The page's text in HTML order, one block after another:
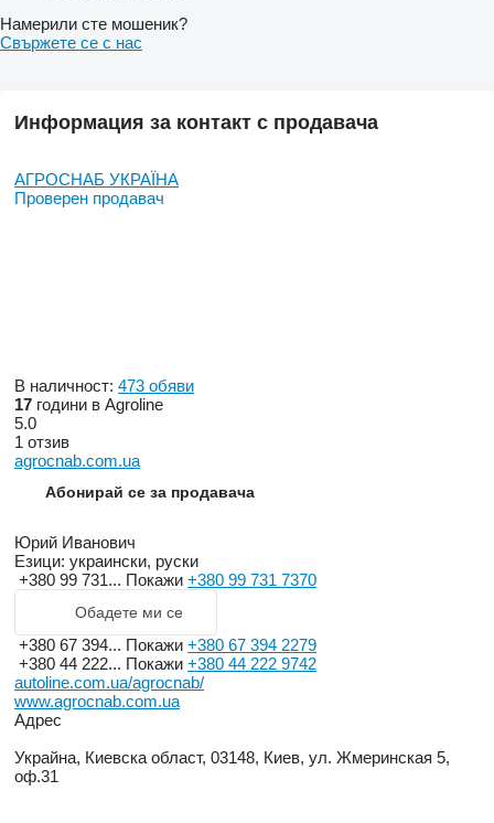
Намерили сте мошеник?
Свържете се с нас
Информация за контакт с продавача
АГРОСНАБ УКРАЇНА
Проверен продавач
В наличност: 473 обяви
17 години в Agroline
5.0
1 отзив
agrocnab.com.ua
Абонирай се за продавача
Юрий Иванович
Езици: украински, руски
+380 99 731... Покажи +380 99 731 7370
Обадете ми се
+380 67 394... Покажи +380 67 394 2279
+380 44 222... Покажи +380 44 222 9742
autoline.com.ua/agrocnab/
www.agrocnab.com.ua
Адрес
Украйна, Киевска област, 03148, Киев, ул. Жмеринская 5,
оф.31